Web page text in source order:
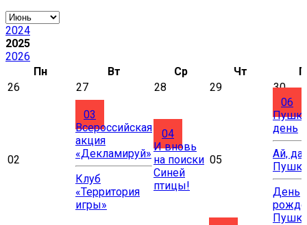
2024
2025
2026
Пн
Вт Ср Чт
26
27 28 29 30
02
03
Всероссийская
акция
«Декламируй»
Клуб
«Территория
игры»
04
И вновь
на поиски
Синей
птицы!
05
06
день
Ай, да
День